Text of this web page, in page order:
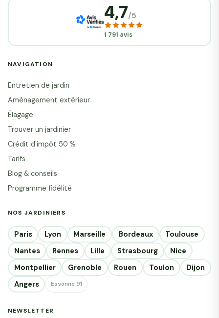
4,7/5
1 791 avis
NAVIGATION
Entretien de jardin
Aménagement extérieur
Élagage
Trouver un jardinier
Crédit d'impôt 50 %
Tarifs
Blog & conseils
Programme fidélité
NOS JARDINIERS
Paris Lyon Marseille Bordeaux
Toulouse
Nantes
Rennes Lille Strasbourg
Nice
Montpellier
Grenoble Rouen Toulon
Dijon
Angers
Essonne 91
NEWSLETTER